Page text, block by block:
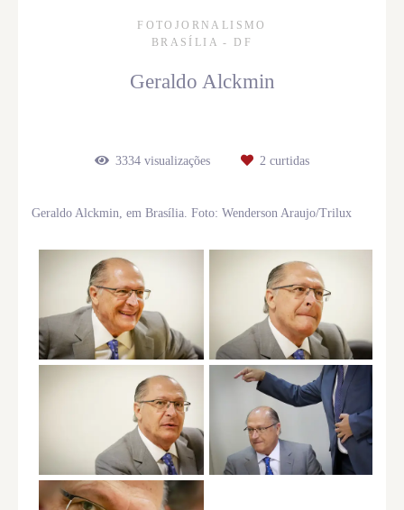
FOTOJORNALISMO
BRASÍLIA - DF
Geraldo Alckmin
3334 visualizações 2 curtidas
Geraldo Alckmin, em Brasília. Foto: Wenderson Araujo/Trilux